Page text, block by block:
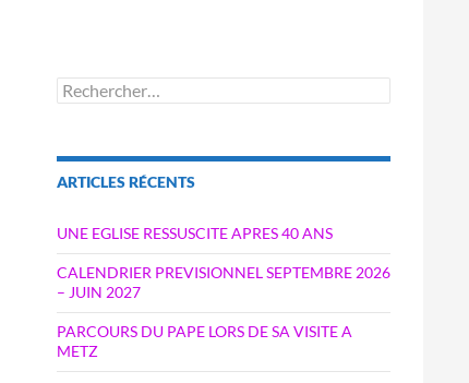
Rechercher :
ARTICLES RÉCENTS
UNE EGLISE RESSUSCITE APRES 40 ANS
CALENDRIER PREVISIONNEL SEPTEMBRE 2026
– JUIN 2027
PARCOURS DU PAPE LORS DE SA VISITE A
METZ